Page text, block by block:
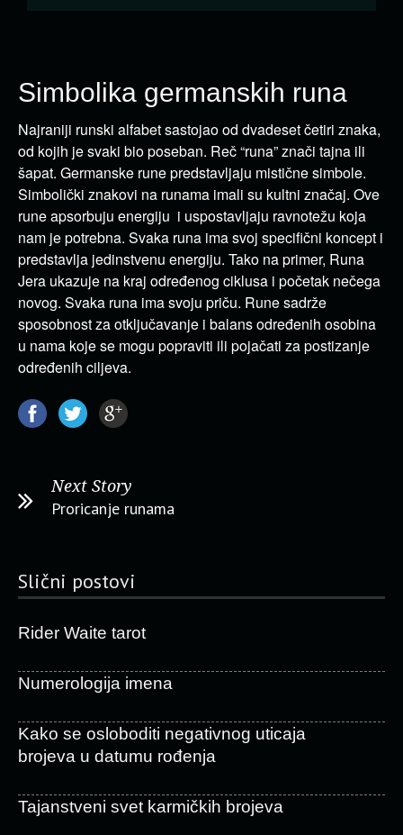
Simbolika germanskih runa
Najraniji runski alfabet sastojao od dvadeset četiri znaka,
od kojih je svaki bio poseban. Reč “runa” znači tajna ili
šapat. Germanske rune predstavljaju mistične simbole.
Simbolički znakovi na runama imali su kultni značaj. Ove
rune apsorbuju energiju i uspostavljaju ravnotežu koja
nam je potrebna. Svaka runa ima svoj specifični koncept i
predstavlja jedinstvenu energiju. Tako na primer, Runa
Jera ukazuje na kraj određenog ciklusa i početak nečega
novog. Svaka runa ima svoju priču. Rune sadrže
sposobnost za otključavanje i balans određenih osobina
u nama koje se mogu popraviti ili pojačati za postizanje
određenih ciljeva.
Next Story
Proricanje runama
Slični postovi
Rider Waite tarot
Numerologija imena
Kako se osloboditi negativnog uticaja
brojeva u datumu rođenja
Tajanstveni svet karmičkih brojeva